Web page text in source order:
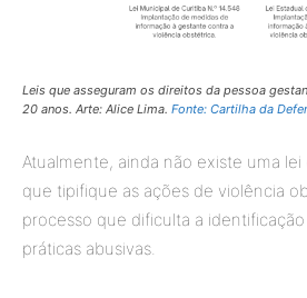
Leis que asseguram os direitos da pessoa
20 anos. Arte: Alice Lima. Fonte: Cartilha da
Atualmente, ainda não existe uma
que tipifique as ações de violência
processo que dificulta a
práticas abusivas.